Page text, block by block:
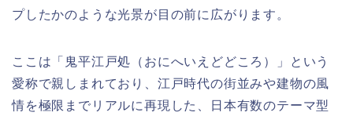
プしたかのような光景が目の前に広がります。
ここは「鬼平江戸処（おにへいえどどころ）」という
愛称で親しまれており、江戸時代の街並みや建物の風
情を極限までリアルに再現した、日本有数のテーマ型